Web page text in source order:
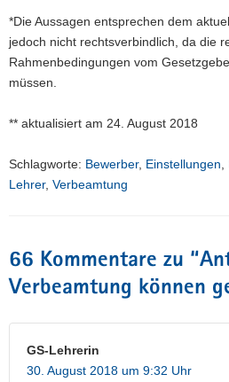
*Die Aussagen entsprechen dem
jedoch nicht rechtsverbindlich, da die
Rahmenbedingungen vom
müssen.
** aktualisiert am 24. August 2018
Schlagworte: Bewerber, Einstellungen
Lehrer, Verbeamtung
66 Kommentare zu “
Verbeamtung können
GS-Lehrerin
30. August 2018 um 9:32 Uhr